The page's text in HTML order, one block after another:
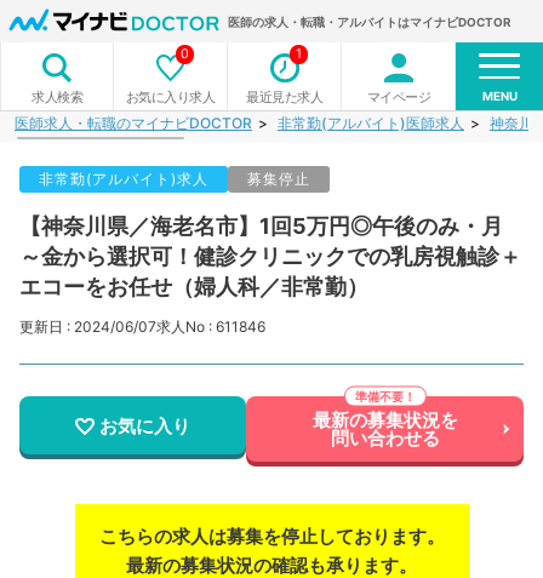
医師の求人・転職・アルバイトはマイナビDOCTOR
求人検索 お気に入り求人
0
最近見た求人
1
マイページ MENU
医師求人・転職のマイナビDOCTOR 非常勤(アルバイト)医師求人 神奈川
非常勤(アルバイト)求人 募集停止
【神奈川県／海老名市】1回5万円◎午後のみ・月
～金から選択可！健診クリニックでの乳房視触診＋
エコーをお任せ（婦人科／非常勤）
更新日 : 2024/06/07求人No : 611846
お気に入り 最新の募集状況を
問い合わせる
こちらの求人は募集を停止しております。
最新の募集状況の確認も承ります。